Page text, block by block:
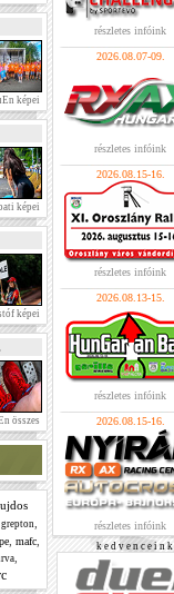
képei
képei
képei
összes
grepton
, mafc,
részletes infóink
2026.08.07-09.
részletes infóink
2026.08.15-16.
részletes infóink
2026.08.13-15.
részletes infóink
2026.08.15-16.
részletes infóink
k e d v e n c e i n k